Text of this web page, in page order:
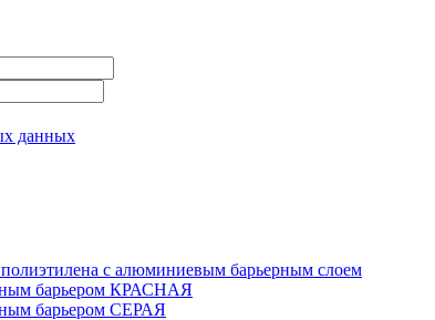
данных
с алюминиевым барьерным слоем
барьером КРАСНАЯ
барьером СЕРАЯ